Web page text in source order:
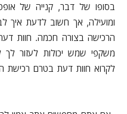
בסופו של דבר, קנייה של
ומועילה, אך חשוב לדעת איך
הרכישה בצורה חכמה. חוות
משקפי שמש יכולות לעזור
לקרוא חוות דעת בטרם רכישת